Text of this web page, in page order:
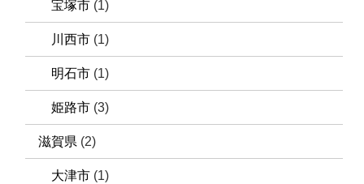
宝塚市 (1)
川西市 (1)
明石市 (1)
姫路市 (3)
滋賀県 (2)
大津市 (1)